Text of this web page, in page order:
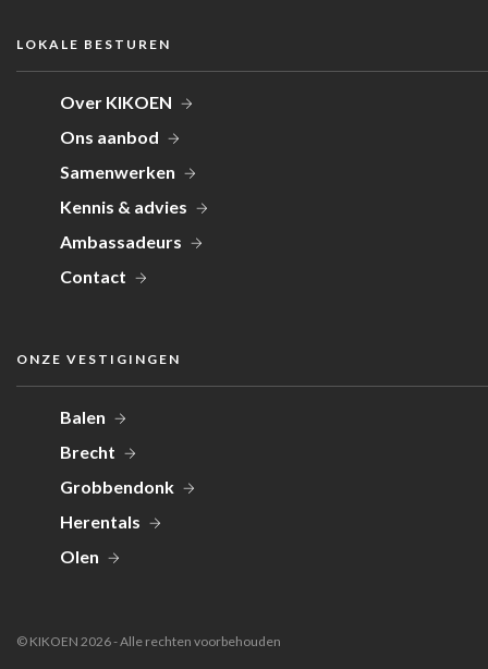
LOKALE BESTUREN
Over KIKOEN
Ons aanbod
Samenwerken
Kennis & advies
Ambassadeurs
Contact
ONZE VESTIGINGEN
Balen
Brecht
Grobbendonk
Herentals
Olen
© KIKOEN 2026 - Alle rechten voorbehouden